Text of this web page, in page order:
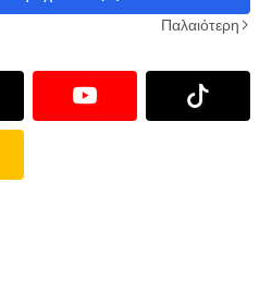
Παλαιότερη